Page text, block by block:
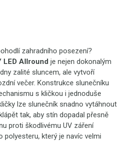
zahradního posezení?
LED Allround je nejen dokonalým
zalité sluncem, ale vytvoří
večer. Konstrukce slunečníku
s kličkou i jednoduše
lze slunečník snadno vytáhnout
tak, aby stín dopadal přesně
proti škodlivému UV záření
polyesteru, který je navíc velmi